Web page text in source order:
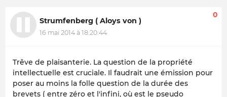
Strumfenberg ( Aloys von )
16 mai 2014 à 18:20:44
0
Trêve de plaisanterie. La question de la propriété
intellectuelle est cruciale. Il faudrait une émission pour
poser au moins la folle question de la durée des
brevets ( entre zéro et l'infini, où est le pseudo